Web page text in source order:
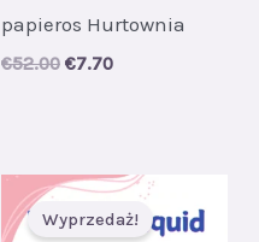
papieros Hurtownia
€52.00 Original
€7.70Current
Wyprzedaż!